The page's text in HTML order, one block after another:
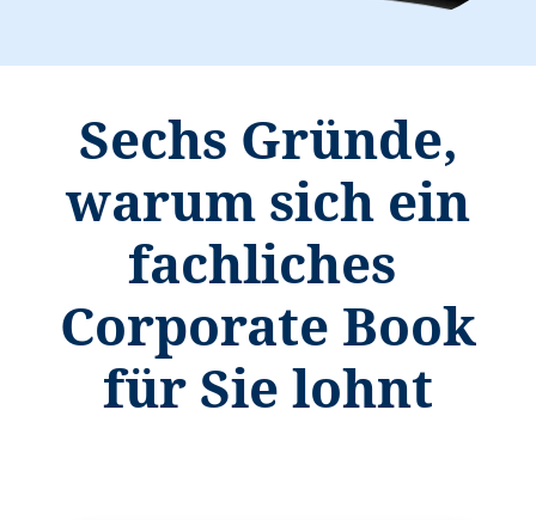
Sechs Gründe,
warum sich ein
fachliches
Corporate Book
für Sie lohnt